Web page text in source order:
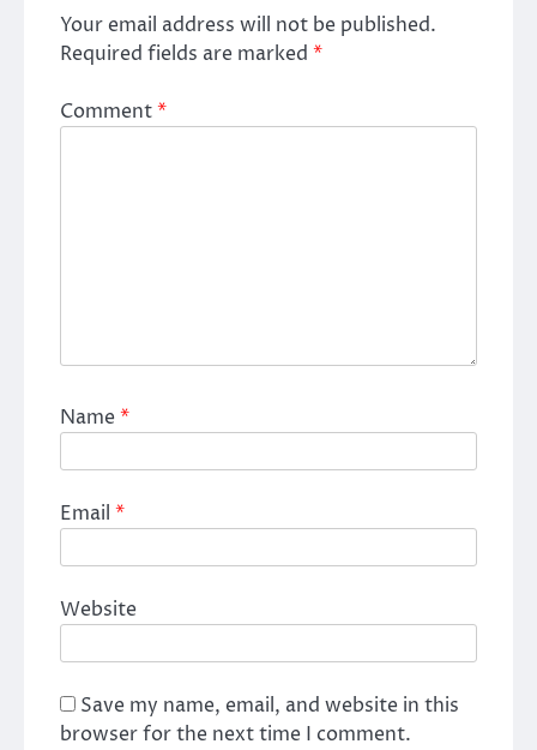
Your email address will not be published.
Required fields are marked *
Comment*
Name*
Email *
Website
Save my name, email, and website in this
browser for the next time I comment.